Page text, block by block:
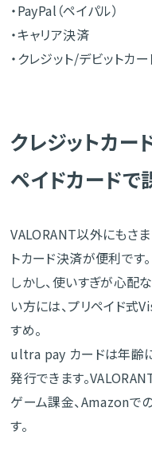
・PayPal（ペイパル）
・キャリア決済
・クレジット/デビットカー
クレジットカー
ペイドカードで
VALORANT以外にもさ
トカード決済が便利です。
しかし、使いすぎが心配
い方には、プリペイド式
すめ。
ultra pay カードは年齢
発行できます。
ゲーム課金、Amazonで
す。